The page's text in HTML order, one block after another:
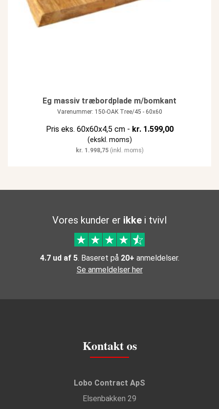
Eg massiv træbordplade m/bomkant
Varenummer: 150-OAK Tree/45 - 60x60
Pris eks. 60x60x4,5 cm - kr.1.599,00
(ekskl. moms)
kr. 1.998,75(inkl. moms)
Vores kunder er ikke i tvivl
4.7 ud af 5. Baseret på 20+ anmeldelser.
Se anmeldelser her
Kontakt os
Lobo Contract ApS
Elsenbakken 29